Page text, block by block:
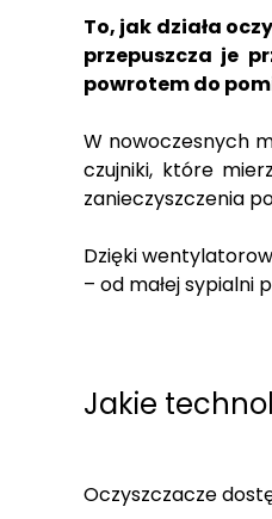
To, jak działa
przepuszcza je
powrotem do
W nowoczesnych
czujniki, które
zanieczyszczenia
Dzięki
– od małej sypialni
Jakie
Oczyszczacze